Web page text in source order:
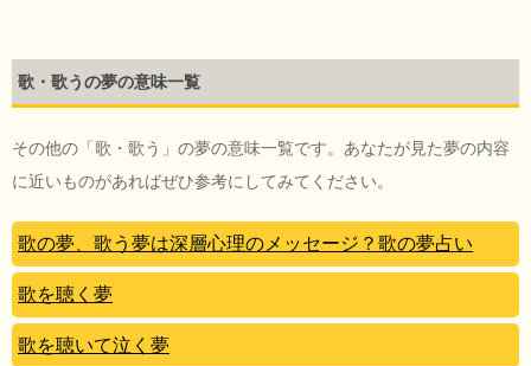
歌・歌うの夢の意味一覧
その他の「歌・歌う」の夢の意味一覧です。あなたが見た夢の内容
に近いものがあればぜひ参考にしてみてください。
歌の夢、歌う夢は深層心理のメッセージ？歌の夢占い
歌を聴く夢
歌を聴いて泣く夢